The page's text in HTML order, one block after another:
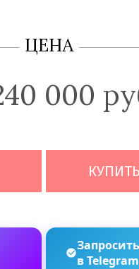
ЦЕНА
000
в